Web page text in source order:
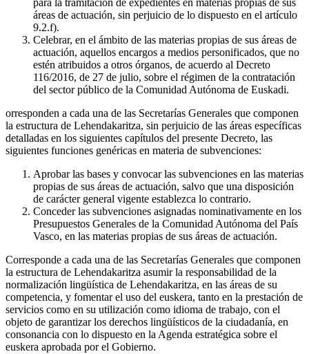
para la tramitación de expedientes en materias propias de sus
áreas de actuación, sin perjuicio de lo dispuesto en el artículo
9.2.f).
Celebrar, en el ámbito de las materias propias de sus áreas de
actuación, aquellos encargos a medios personificados, que no
estén atribuidos a otros órganos, de acuerdo al Decreto
116/2016, de 27 de julio, sobre el régimen de la contratación
del sector público de la Comunidad Autónoma de Euskadi.
orresponden a cada una de las Secretarías Generales que componen
la estructura de Lehendakaritza, sin perjuicio de las áreas específicas
detalladas en los siguientes capítulos del presente Decreto, las
siguientes funciones genéricas en materia de subvenciones:
Aprobar las bases y convocar las subvenciones en las materias
propias de sus áreas de actuación, salvo que una disposición
de carácter general vigente establezca lo contrario.
Conceder las subvenciones asignadas nominativamente en los
Presupuestos Generales de la Comunidad Autónoma del País
Vasco, en las materias propias de sus áreas de actuación.
Corresponde a cada una de las Secretarías Generales que componen
la estructura de Lehendakaritza asumir la responsabilidad de la
normalización lingüística de Lehendakaritza, en las áreas de su
competencia, y fomentar el uso del euskera, tanto en la prestación de
servicios como en su utilización como idioma de trabajo, con el
objeto de garantizar los derechos lingüísticos de la ciudadanía, en
consonancia con lo dispuesto en la Agenda estratégica sobre el
euskera aprobada por el Gobierno.